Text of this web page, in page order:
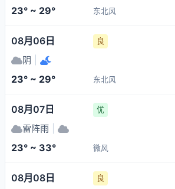
23° ~ 29° 东北风
08月06日 良
阴
23° ~ 29° 东北风
08月07日 优
雷阵雨
23° ~ 33° 微风
08月08日 良